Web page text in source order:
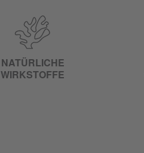
NATÜRLICHE
WIRKSTOFFE